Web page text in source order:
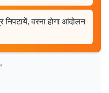
वरना होगा आंदोलन